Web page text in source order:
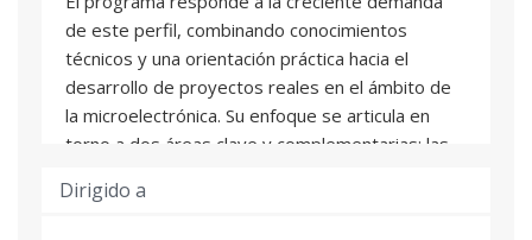
de este perfil, combinando conocimientos
técnicos y una orientación práctica hacia el
desarrollo de proyectos reales en el ámbito de
la microelectrónica. Su enfoque se articula en
torno a dos áreas clave y complementarias: las
avanzadas.
Dirigido a